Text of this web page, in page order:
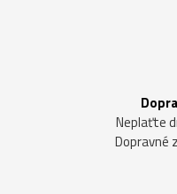
Neplaťte
Dopravné